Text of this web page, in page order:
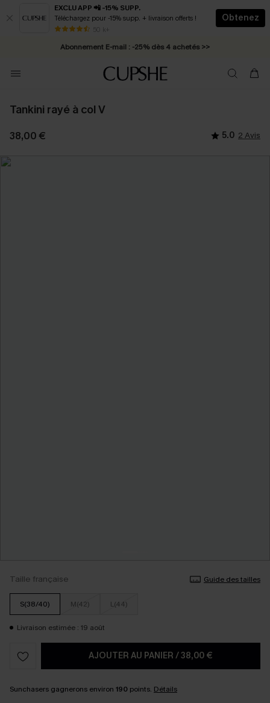
EXCLU APP 📲 -15% SUPP.
Téléchargez pour -15% supp. + livraison offerts !
50 k+
Obtenez
* Livraison éclair 2-3 jours ouvrés >>
Abonnement E-mail : -25% dès 4 achetés >>
Tankini rayé à col V
38,00 € 5.0 2 Avis
Taille française Guide des tailles
S(38/40) M(42) L(44)
Livraison estimée : 19 août
AJOUTER AU PANIER /38,00 €
Sunchasers gagnerons environ 190 points. Détails